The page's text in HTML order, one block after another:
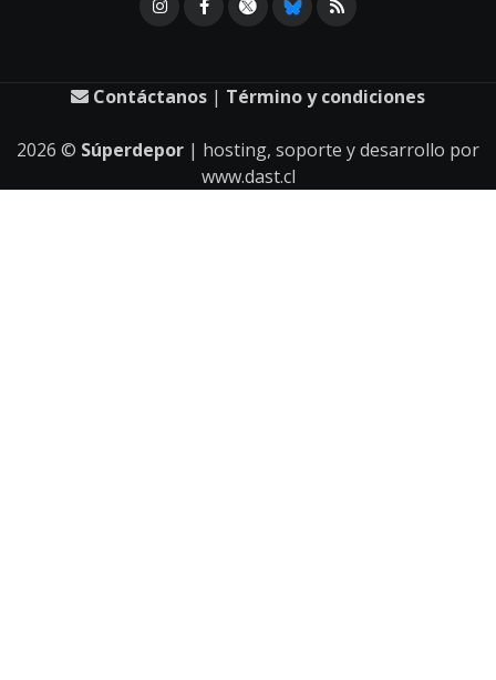
Contáctanos | Término y condiciones
2026 © Súperdepor | hosting, soporte y desarrollo por
www.dast.cl